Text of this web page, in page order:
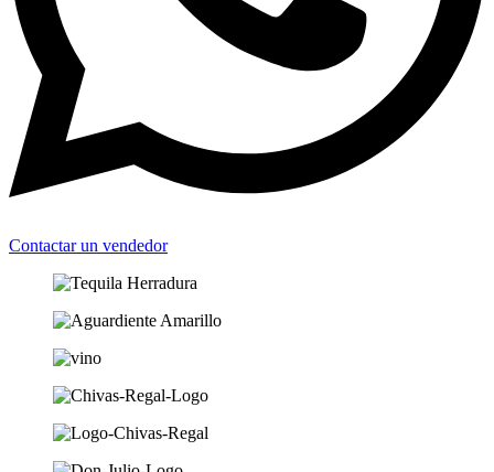
Contactar un vendedor